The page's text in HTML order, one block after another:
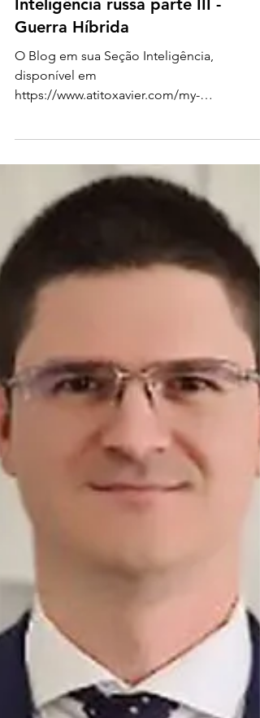
Seção Inteligência:
Inteligência russa parte III -
disponível em
https://www.atitoxavier.com/my-
blog/categories/se%C3%A7%C3%A3o-
intelig%C3%AAncia , vem...